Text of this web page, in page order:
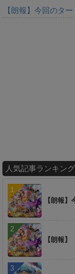
【朗報】今回のタ
人気記事ランキング
【朗報
【朗報